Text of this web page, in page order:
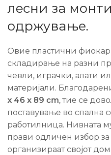
лесни за
одржување.
Овие пластични
складирање на разни
чевли, играчки, алати
материјали.
x 46 x 89 cm, тие се
поставување во спална
работилница. Нивната
прави одличен избор за
организираат својот